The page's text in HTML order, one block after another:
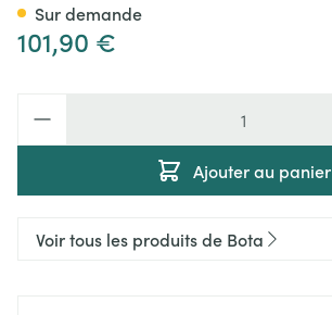
101,90 €
Ajouter au panier
Sur demande
Voir tous les produits de Bota